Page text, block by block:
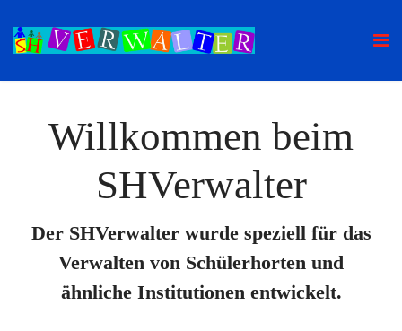
Willkommen beim
SHVerwalter
Der SHVerwalter wurde speziell für das
Verwalten von Schülerhorten und
ähnliche Institutionen entwickelt.